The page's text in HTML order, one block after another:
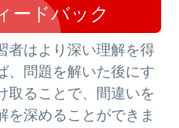
ードバック
者はより深い理解を得
、問題を解いた後にす
取ることで、間違いを
を深めることができま